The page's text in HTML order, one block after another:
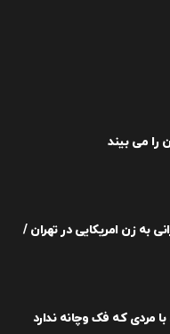
را می بیند
به زن امریکایی در تهران /
با مردی که فک وچانه ندارد